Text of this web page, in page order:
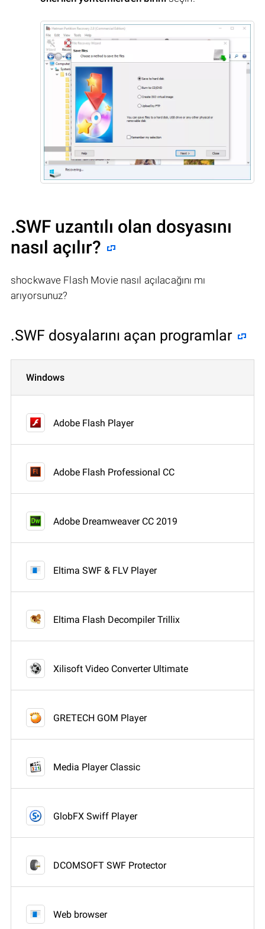
.SWF uzantılı olan dosyasını
nasıl açılır?
shockwave Flash Movie nasıl açılacağını mı
arıyorsunuz?
.SWF dosyalarını açan programlar
Windows
Adobe Flash Player
Adobe Flash Professional CC
Adobe Dreamweaver CC 2019
Eltima SWF & FLV Player
Eltima Flash Decompiler Trillix
Xilisoft Video Converter Ultimate
GRETECH GOM Player
Media Player Classic
GlobFX Swiff Player
DCOMSOFT SWF Protector
Web browser